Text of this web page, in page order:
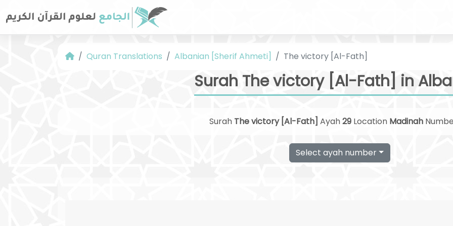
Quran Translations Albanian [Sherif Ahmeti] The victory [Al-Fath]
Surah The victory [Al-Fath] in
Surah The victory [Al-Fath] Ayah29 Location Madinah
Select ayah number